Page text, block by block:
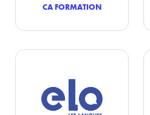
CA FORMATION